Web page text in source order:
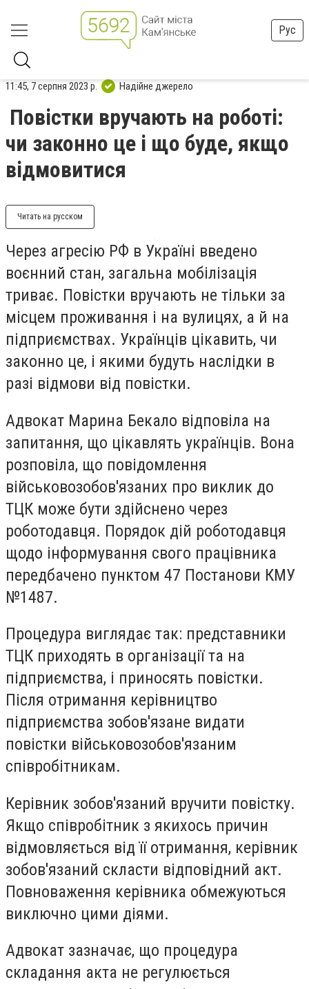
Рус
11:45, 7 серпня 2023 р. Надійне джерело
Повістки вручають на роботі:
чи законно це і що буде, якщо
відмовитися
Читать на русском
Через агресію РФ в Україні введено
воєнний стан, загальна мобілізація
триває. Повістки вручають не тільки за
місцем проживання і на вулицях, а й на
підприємствах. Українців цікавить, чи
законно це, і якими будуть наслідки в
разі відмови від повістки.
Адвокат Марина Бекало відповіла на
запитання, що цікавлять українців. Вона
розповіла, що повідомлення
військовозобов'язаних про виклик до
ТЦК може бути здійснено через
роботодавця. Порядок дій роботодавця
щодо інформування свого працівника
передбачено пунктом 47 Постанови КМУ
№1487.
Процедура виглядає так: представники
ТЦК приходять в організації та на
підприємства, і приносять повістки.
Після отримання керівництво
підприємства зобов'язане видати
повістки військовозобов'язаним
співробітникам.
Керівник зобов'язаний вручити повістку.
Якщо співробітник з якихось причин
відмовляється від її отримання, керівник
зобов'язаний скласти відповідний акт.
Повноваження керівника обмежуються
виключно цими діями.
Адвокат зазначає, що процедура
складання акта не регулюється